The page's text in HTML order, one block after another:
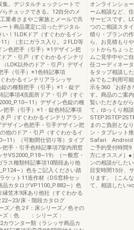
集。デジタルチェックシートで
チェックできる。12自分のメ
業者さまやご家族とメールで共
ト商品選定に沿ったデジタル
！1LDKドア（すぐわかるイン
）（主にガラス入り。２FLD等
色把手（引手）※1デザイン把
ア・引戸（すぐわかるインテリ
LDK以外のドア・引戸）デザイ
手（引手）※1色特記事項
かるインテリアラシッサ
の種類把手（引手）※1・錠デ
記事項4洗面所ドア・引戸（すぐ
）デザイン色錠の種
把手（引手）※1・錠色特記事項
戸（すぐわかるインテリアラシ
ザイン色把手・引手デザイン把
のドア・引戸（すぐわかるイ
）（可動間仕切り等）タイプ
手・引手色特記事項7室内用窓
サVS2000_P.18∼19）（一般窓・
ス種類特記事項10階段あり他
）色をご記入ください踏
ケット11造作材（DS窓枠セッ
品カタログVP1100_P.882∼）色
笠木9床あり他社（すぐわかる
床・階段カタログ
ズ／色２F：床シリーズ／色その
ズ：色 ：シリーズ：
ンター類（ラシッサ商品カ
オンラインショ
ーム相談など、
サービスです。
つのご相談スタ
積り・プランの
ら、お見積もり
ットからちょっ
ムご見学中やご
任コーディネー
をタップ相談し
みでもご利用可
示を360゜お好き
す。商品のご案
覧いただきなが
て」ゆっくり相
まのご負担とな
ン・タブレット
Safari Android
ご予約受付時間9
方にオススメ］●
ンの相談がした
目安時間15分、
ります。［こん
て、相談したい